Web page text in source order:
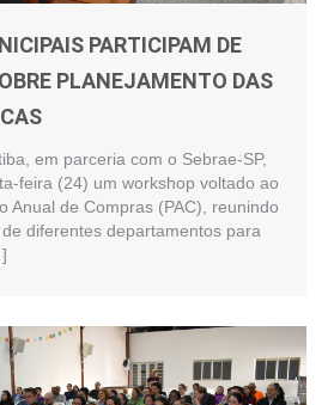
PARTICIPAM DE
PLANEJAMENTO DAS
em parceria com o Sebrae-SP,
feira (24) um workshop voltado ao
Anual de Compras (PAC), reunindo
diferentes departamentos para